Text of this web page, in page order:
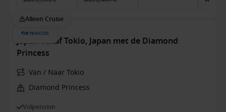
Alleen Cruise
Japan vanaf Tokio, Japan met de Diamond
Princess
Van / Naar Tokio
Diamond Princess
Volpension